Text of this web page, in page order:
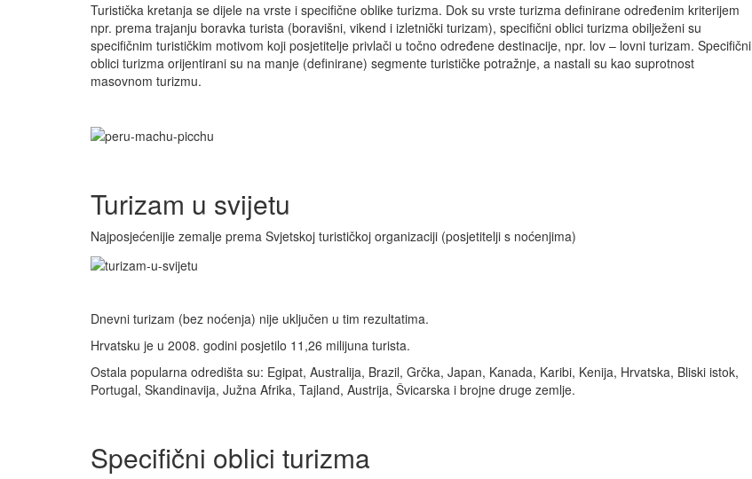
Turistička kretanja se dijele na vrste i specifične oblike turizma. Dok su vrste turizma definirane određenim kriterijem
npr. prema trajanju boravka turista (boravišni, vikend i izletnički turizam), specifični oblici turizma obilježeni su
specifičnim turističkim motivom koji posjetitelje privlači u točno određene destinacije, npr. lov – lovni turizam. Specifični
oblici turizma orijentirani su na manje (definirane) segmente turističke potražnje, a nastali su kao suprotnost
masovnom turizmu.
Turizam u svijetu
Najposjećenijie zemalje prema Svjetskoj turističkoj organizaciji (posjetitelji s noćenjima)
Dnevni turizam (bez noćenja) nije uključen u tim rezultatima.
Hrvatsku je u 2008. godini posjetilo 11,26 milijuna turista.
Ostala popularna odredišta su: Egipat, Australija, Brazil, Grčka, Japan, Kanada, Karibi, Kenija, Hrvatska, Bliski istok,
Portugal, Skandinavija, Južna Afrika, Tajland, Austrija, Švicarska i brojne druge zemlje.
Specifični oblici turizma